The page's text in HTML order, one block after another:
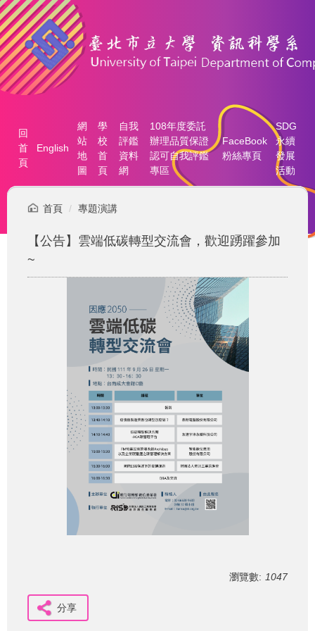
跳
到
主
要
內
容
回
首
頁
English
網
站
地
圖
學
校
首
頁
自我
評鑑
資料
網
108年度委託
辦理品質保證
認可自我評鑑
專區
FaceBook
粉絲專頁
SDG
永續
發展
活動
首頁 專題演講
【公告】雲端低碳轉型交流會，歡迎踴躍參加
~
瀏覽數: 1047
分享